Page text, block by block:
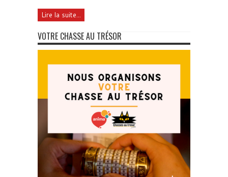
Lire la suite...
VOTRE CHASSE AU TRÉSOR